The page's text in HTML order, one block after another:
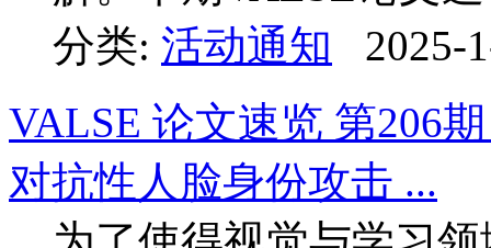
分类: 活动通知
2025-
VALSE 论文速览 第206
对抗性人脸身份攻击 ...